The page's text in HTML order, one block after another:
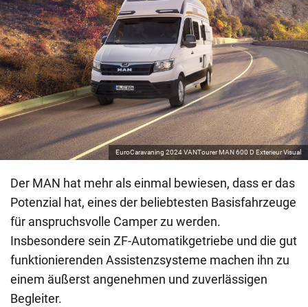
EuroCaravaning 2024 VANTourer MAN 600 D Exterieur Visual
Der MAN hat mehr als einmal bewiesen, dass er das
Potenzial hat, eines der beliebtesten Basisfahrzeuge
für anspruchsvolle Camper zu werden.
Insbesondere sein ZF-Automatikgetriebe und die gut
funktionierenden Assistenzsysteme machen ihn zu
einem äußerst angenehmen und zuverlässigen
Begleiter.